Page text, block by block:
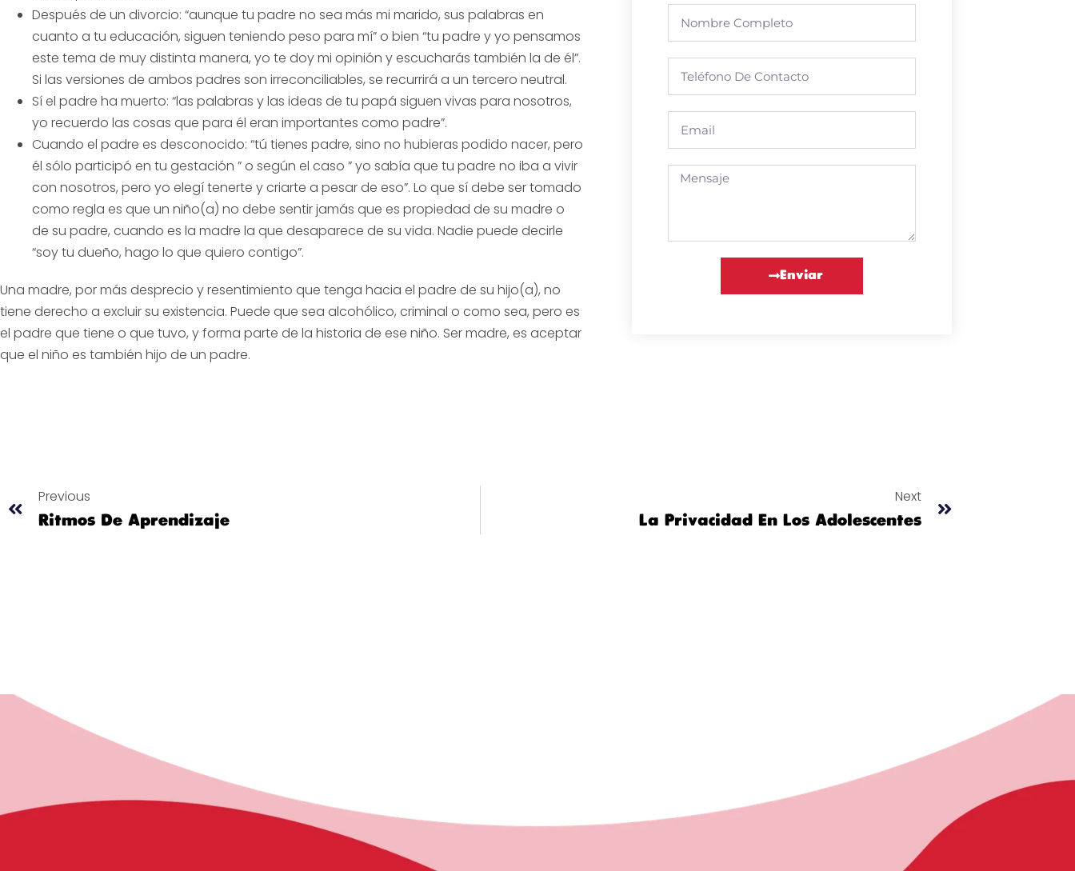
Después de un divorcio: “aunque tu padre no sea más mi marido, sus palabras en
cuanto a tu educación, siguen teniendo peso para mí” o bien “tu padre y yo pensamos
este tema de muy distinta manera, yo te doy mi opinión y escucharás también la de él”.
Si las versiones de ambos padres son irreconciliables, se recurrirá a un tercero neutral.
Sí el padre ha muerto: “las palabras y las ideas de tu papá siguen vivas para nosotros,
yo recuerdo las cosas que para él eran importantes como padre”.
Cuando el padre es desconocido: “tú tienes padre, sino no hubieras podido nacer, pero
él sólo participó en tu gestación ” o según el caso ” yo sabía que tu padre no iba a vivir
con nosotros, pero yo elegí tenerte y criarte a pesar de eso”. Lo que sí debe ser tomado
como regla es que un niño(a) no debe sentir jamás que es propiedad de su madre o
de su padre, cuando es la madre la que desaparece de su vida. Nadie puede decirle
“soy tu dueño, hago lo que quiero contigo”.
Una madre, por más desprecio y resentimiento que tenga hacia el padre de su hijo(a), no
tiene derecho a excluir su existencia. Puede que sea alcohólico, criminal o como sea, pero es
el padre que tiene o que tuvo, y forma parte de la historia de ese niño. Ser madre, es aceptar
que el niño es también hijo de un padre.
Enviar
Previous
Ritmos De Aprendizaje
Next
La Privacidad En Los Adolescentes